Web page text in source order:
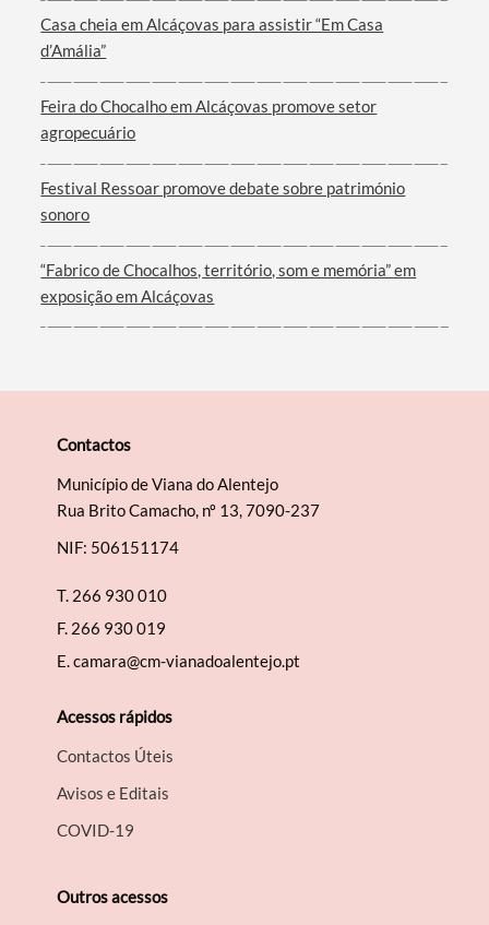
Casa cheia em Alcáçovas para assistir “Em Casa
d’Amália”
Feira do Chocalho em Alcáçovas promove setor
agropecuário
Festival Ressoar promove debate sobre património
sonoro
“Fabrico de Chocalhos, território, som e memória” em
exposição em Alcáçovas
Contactos
Município de Viana do Alentejo
Rua Brito Camacho, nº 13, 7090-237
NIF: 506151174
T. 266 930 010
F. 266 930 019
E.camara@cm-vianadoalentejo.pt
Acessos rápidos
Contactos Úteis
Avisos e Editais
COVID-19
Outros acessos